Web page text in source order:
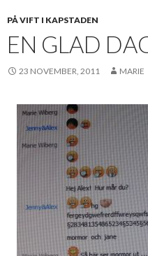
PÅ VIFT I KAPSTADEN
EN GLAD
23 NOVEMBER, 2011 MARIE